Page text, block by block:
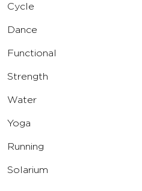
Cycle
Dance
Functional
Strength
Water
Yoga
Running
Solarium